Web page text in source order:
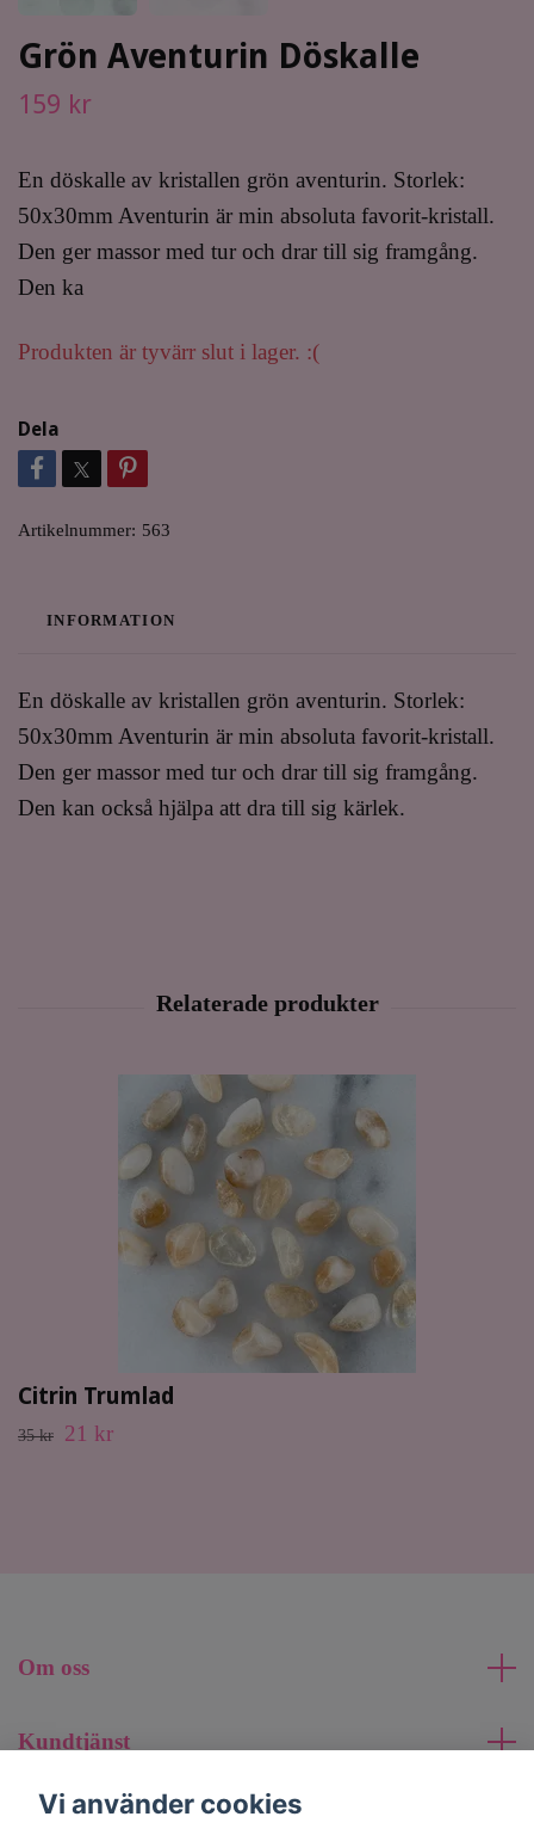
Grön Aventurin Döskalle
159 kr
En döskalle av kristallen grön aventurin. Storlek:
50x30mm Aventurin är min absoluta favorit-kristall.
Den ger massor med tur och drar till sig framgång.
Den ka
Produkten är tyvärr slut i lager. :(
Dela
Artikelnummer: 563
INFORMATION
En döskalle av kristallen grön aventurin. Storlek:
50x30mm Aventurin är min absoluta favorit-kristall.
Den ger massor med tur och drar till sig framgång.
Den kan också hjälpa att dra till sig kärlek.
Citrin Trumlad
35 kr 21 kr
Om oss
Kundtjänst
Läs mer
Vi använder cookies